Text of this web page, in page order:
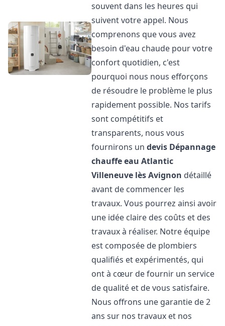
souvent dans les heures qui
suivent votre appel. Nous
comprenons que vous avez
besoin d'eau chaude pour votre
confort quotidien, c'est
pourquoi nous nous efforçons
de résoudre le problème le plus
rapidement possible. Nos tarifs
sont compétitifs et
transparents, nous vous
fournirons undevis Dépannage
chauffe eau Atlantic
Villeneuve lès Avignon détaillé
avant de commencer les
travaux. Vous pourrez ainsi avoir
une idée claire des coûts et des
travaux à réaliser. Notre équipe
est composée de plombiers
qualifiés et expérimentés, qui
ont à cœur de fournir un service
de qualité et de vous satisfaire.
Nous offrons une garantie de 2
ans sur nos travaux et nos